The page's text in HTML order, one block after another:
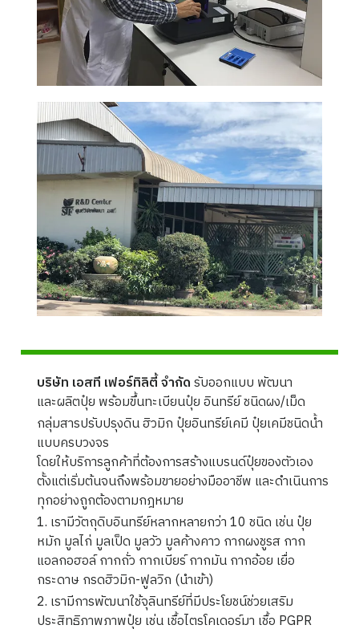
บริษัท เอสที เฟอร์ทิลิตี้ จำกัด รับออกแบบ พัฒนา
และผลิตปุ๋ย พร้อมขึ้นทะเบียนปุ๋ย อินทรีย์ ชนิดผง/เม็ด
กลุ่มสารปรับปรุงดิน ฮิวมิก ปุ๋ยอินทรีย์เคมี ปุ๋ยเคมีชนิดน้ำ
แบบครบวงจร
โดยให้บริการลูกค้าที่ต้องการสร้างแบรนด์ปุ๋ยของตัวเอง
ตั้งแต่เริ่มต้นจนถึงพร้อมขายอย่างมืออาชีพ และดำเนินการ
ทุกอย่างถูกต้องตามกฎหมาย
1. เรามีวัตถุดิบอินทรีย์หลากหลายกว่า 10 ชนิด เช่น ปุ๋ย
หมัก มูลไก่ มูลเป็ด มูลวัว มูลค้างคาว กากผงชูรส กาก
แอลกอฮอล์ กากถั่ว กากเบียร์ กากมัน กากอ้อย เยื่อ
กระดาษ กรดฮิวมิก-ฟูลวิก (นำเข้า)
2. เรามีการพัฒนาใช้จุลินทรีย์ที่มีประโยชน์ช่วยเสริม
ประสิทธิภาพภาพปุ๋ย เช่น เชื้อไตรโคเดอร์มา เชื้อ PGPR